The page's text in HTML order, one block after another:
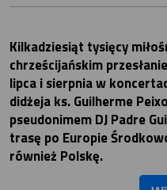
Kilkadziesiąt tysięcy
chrześcijańskim
lipca i sierpnia w
didżeja ks. Guilherme
pseudonimem DJ Padre
trasę po Europie
również Polskę.